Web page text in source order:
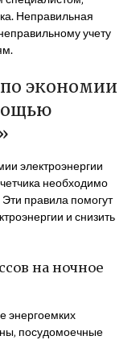
Неправильная
учету
экономии
электроэнергии
необходимо
правила помогут
и снизить
на ночное
энергоемких
посудомоечные